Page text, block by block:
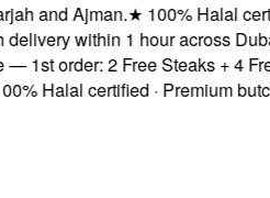
Ajman.★100% Halal certified
within 1 hour across Dubai, 2
2 Free Steaks + 4 Free
certified · Premium butcher